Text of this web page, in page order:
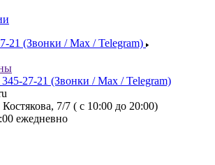
21 (Звонки / Max / Telegram)
27-21 (Звонки / Max / Telegram)
7/7 ( с 10:00 до 20:00)
ежедневно